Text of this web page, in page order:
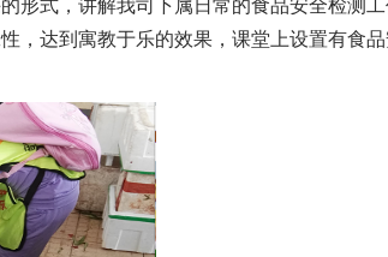
形式，讲解我司下属日常的食品安全检测
，达到寓教于乐的效果，课堂上设置有食